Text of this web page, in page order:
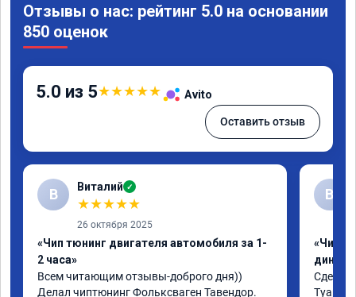
Отзывы о нас: рейтинг 5.0 на основании
850 оценок
5.0 из 5★★★★★ Avito
Оставить отзыв
В Виталий ✓
★★★★★
26 октября 2025
«Чип тюнинг двигателя автомобиля за 1-
2 часа»
Всем читающим отзывы-доброго дня))
Делал чиптюнинг Фольксваген Тавендор.
В
«Чип
Туарег